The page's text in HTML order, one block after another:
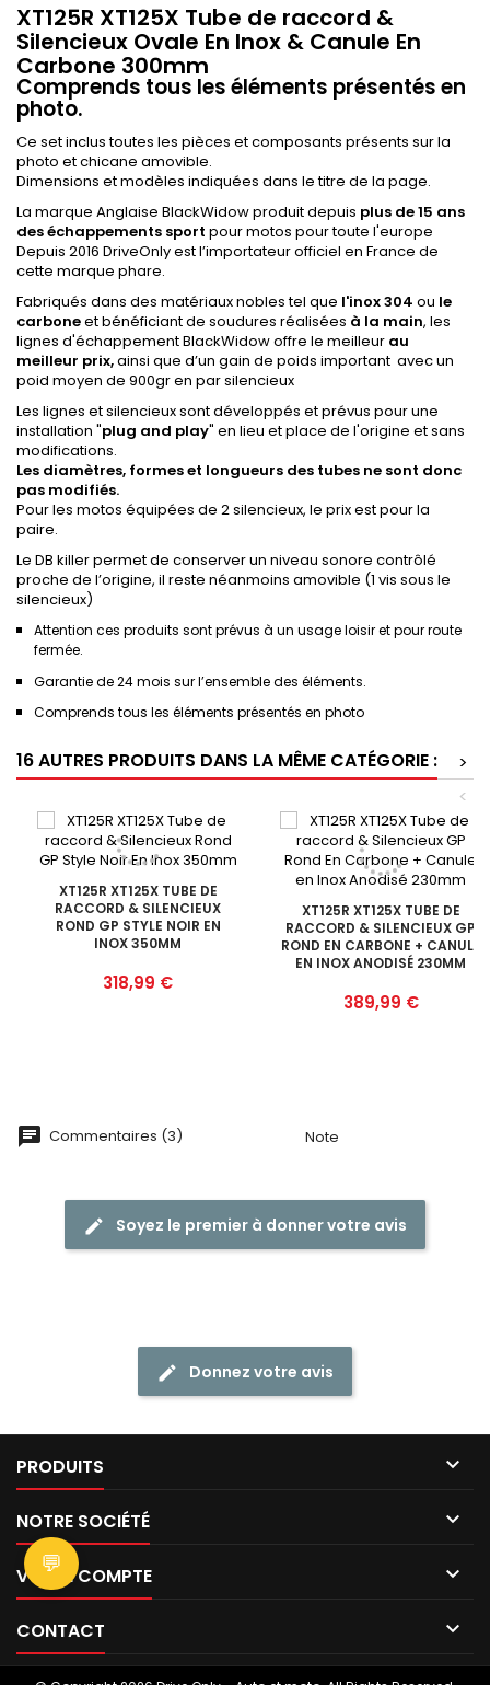
XT125R XT125X Tube de raccord &
Silencieux Ovale En Inox & Canule En
Carbone 300mm
Comprends tous les éléments présentés en
photo.
Ce set inclus toutes les pièces et composants présents sur la
photo et chicane amovible.
Dimensions et modèles indiquées dans le titre de la page.
La marque Anglaise BlackWidow produit depuis plus de 15 ans
des échappements sport pour motos pour toute l'europe
Depuis 2016 DriveOnly est l’importateur officiel en France de
cette marque phare.
Fabriqués dans des matériaux nobles tel que l'inox 304 ou le
carboneet bénéficiant de soudures réalisées à la main, les
lignes d'échappement BlackWidow offre le meilleur au
meilleur prix,ainsi que d’un gain de poids important avec un
poid moyen de 900gr en par silencieux
Les lignes et silencieux sont développés et prévus pour une
installation "plug and play" en lieu et place de l'origine et sans
modifications.
Les diamètres, formes et longueurs des tubes ne sont donc
pas modifiés.
Pour les motos équipées de 2 silencieux, le prix est pour la
paire.
Le DB killer permet de conserver un niveau sonore contrôlé
proche de l’origine, il reste néanmoins amovible (1 vis sous le
silencieux)
Attention ces produits sont prévus à un usage loisir et pour route
fermée.
Garantie de 24 mois sur l’ensemble des éléments.
Comprends tous les éléments présentés en photo
16 AUTRES PRODUITS DANS LA MÊME CATÉGORIE :
>
<
XT125R XT125X TUBE DE
RACCORD & SILENCIEUX
ROND GP STYLE NOIR EN
INOX 350MM
Prix
318,99 €
XT125R XT125X TUBE DE
RACCORD & SILENCIEUX GP
ROND EN CARBONE + CANULE
EN INOX ANODISÉ 230MM
Prix
389,99 €
Commentaires (3) Note
Soyez le premier à donner votre avis
Donnez votre avis
PRODUITS 
NOTRE SOCIÉTÉ 
VOTRE COMPTE 
CONTACT 
💬